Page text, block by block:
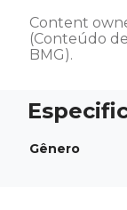
Content
(Conteúdo
BMG).
Gênero